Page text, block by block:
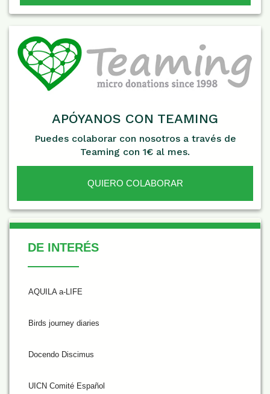
APÓYANOS CON TEAMING
Puedes colaborar con nosotros a través de
Teaming con 1€ al mes.
QUIERO COLABORAR
De Interés
DE INTERÉS
AQUILA a-LIFE
Birds journey diaries
Docendo Discimus
UICN Comité Español